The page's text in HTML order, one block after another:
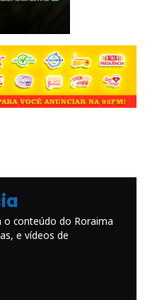
conteúdo do Roraima
e vídeos de